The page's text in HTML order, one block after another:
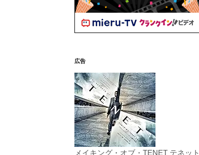
広告
メイキング・オブ・TENET テネット